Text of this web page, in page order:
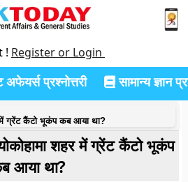
! Register or Login
प्रश्नोत्तरी सामान्य ज्ञान
में ग्रेंट कैंटो भूकंप कब आया था?
शहर में ग्रेंट कैंटो भूकंप
आया था?